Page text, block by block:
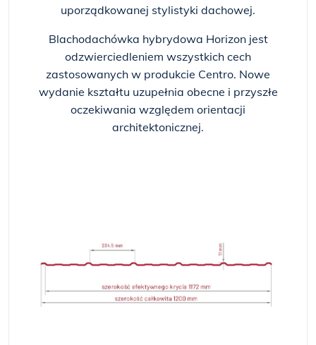
uporządkowanej stylistyki dachowej.
Blachodachówka hybrydowa Horizon jest
odzwierciedleniem wszystkich cech
zastosowanych w produkcie Centro. Nowe
wydanie kształtu uzupełnia obecne i przyszłe
oczekiwania względem orientacji
architektonicznej.